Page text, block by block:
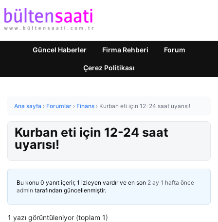
Güncel Haberler Firma Rehberi Forum
Çerez Politikası
Ana sayfa › Forumlar › Finans › Kurban eti için 12-24 saat uyarısı!
Kurban eti için 12-24 saat
uyarısı!
Bu konu 0 yanıt içerir, 1 izleyen vardır ve en son 2 ay 1 hafta önce
admin tarafından güncellenmiştir.
1 yazı görüntüleniyor (toplam 1)